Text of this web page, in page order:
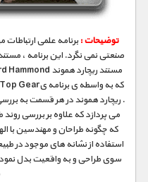
توضیحات : برنامه علمی
صنعتی نمی نگرد. این برنامه ،
. ریچارد هموند در هر قسمت به
می پردازد که علاوه بر بررسی
که چگونه طراحان و مهندسین با
استفاده از نشانه های موجود در
سوی طراحی و به واقعیت بدل